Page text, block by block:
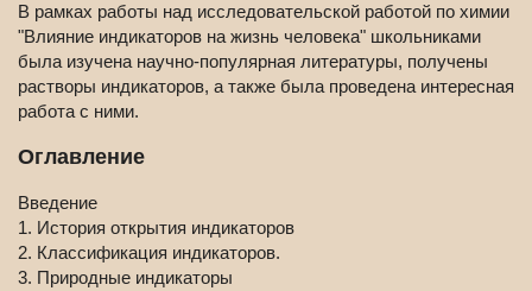
В рамках работы над исследовательской работой по химии
"Влияние индикаторов на жизнь человека" школьниками
была изучена научно-популярная литературы, получены
растворы индикаторов, а также была проведена интересная
работа с ними.
Оглавление
Введение
1. История открытия индикаторов
2. Классификация индикаторов.
3. Природные индикаторы